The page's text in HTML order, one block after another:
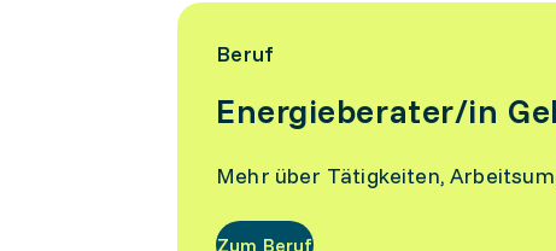
Beruf
Energieberater/in
Mehr über Tätigkeiten,
Zum Beruf